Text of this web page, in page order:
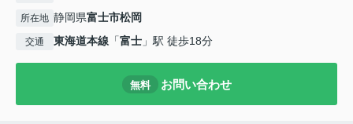
所在地 静岡県富士市松岡
交通 東海道本線 「富士 」駅 徒歩18分
無料 お問い合わせ